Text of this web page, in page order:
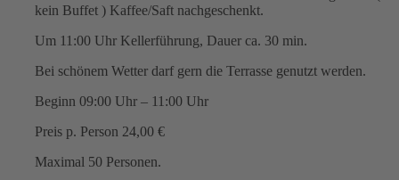
kein Buffet ) Kaffee/Saft nachgeschenkt.
Um 11:00 Uhr Kellerführung, Dauer ca. 30 min.
Bei schönem Wetter darf gern die Terrasse genutzt werden.
Beginn 09:00 Uhr – 11:00 Uhr
Preis p. Person 24,00 €
Maximal 50 Personen.